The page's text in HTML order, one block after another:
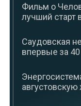
Фильм о
лучший старт
Саудовская
впервые за 40